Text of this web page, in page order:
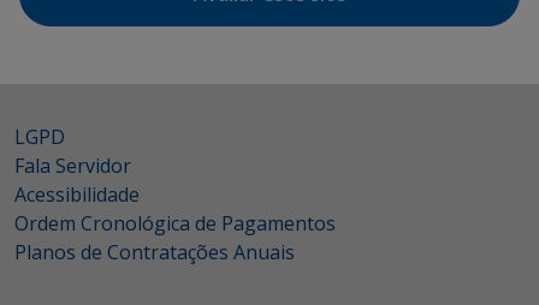
LGPD
Fala Servidor
Acessibilidade
Ordem Cronológica de Pagamentos
Planos de Contratações Anuais